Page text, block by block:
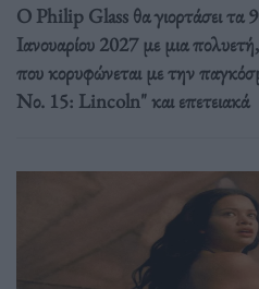
Ο Philip Glass θα γιορτάσει τα
Ιανουαρίου 2027 με μια
που κορυφώνεται με την
Νο. 15: Lincoln" και επετειακά